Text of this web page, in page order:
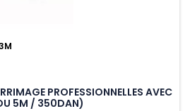
PROFESSIONNELLES AVEC
5M / 350DAN)